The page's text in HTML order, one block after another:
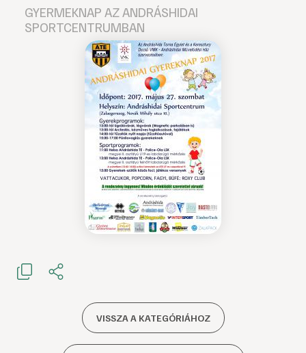
GYERMEKNAP AZ ANDRÁSHIDAI
SPORTCENTRUMBAN
VISSZA A KATEGÓRIÁHOZ